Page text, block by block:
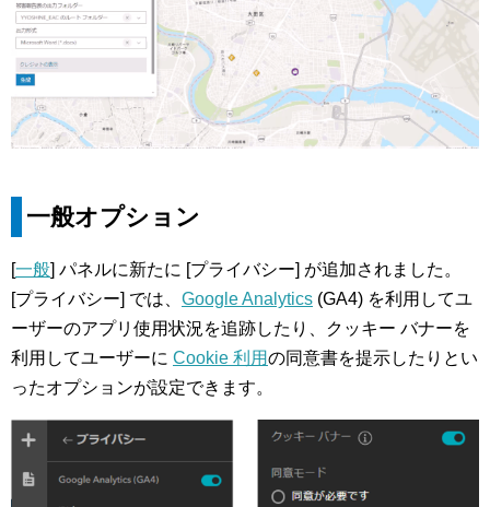
一般オプション
[一般] パネルに新たに [プライバシー] が追加されました。
[プライバシー] では、 Google Analytics (GA4) を利用してユ
ーザーのアプリ使用状況を追跡したり、クッキー バナーを
利用してユーザーに Cookie 利用の同意書を提示したりとい
ったオプションが設定できます。